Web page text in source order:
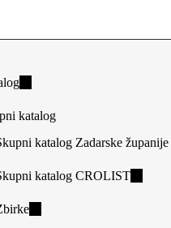
(link
external)
katalog
katalog Zadarske županije
katalog CROLIST(link
(link